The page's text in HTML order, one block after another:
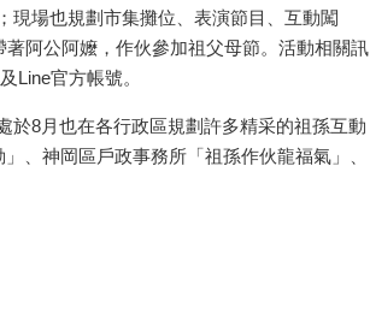
現場也規劃市集攤位、表演節目、互動闖
阿公阿嬤，作伙參加祖父母節。活動相關訊
Line官方帳號。
於8月也在各行政區規劃許多精采的祖孫互動
、神岡區戶政事務所「祖孫作伙龍福氣」、